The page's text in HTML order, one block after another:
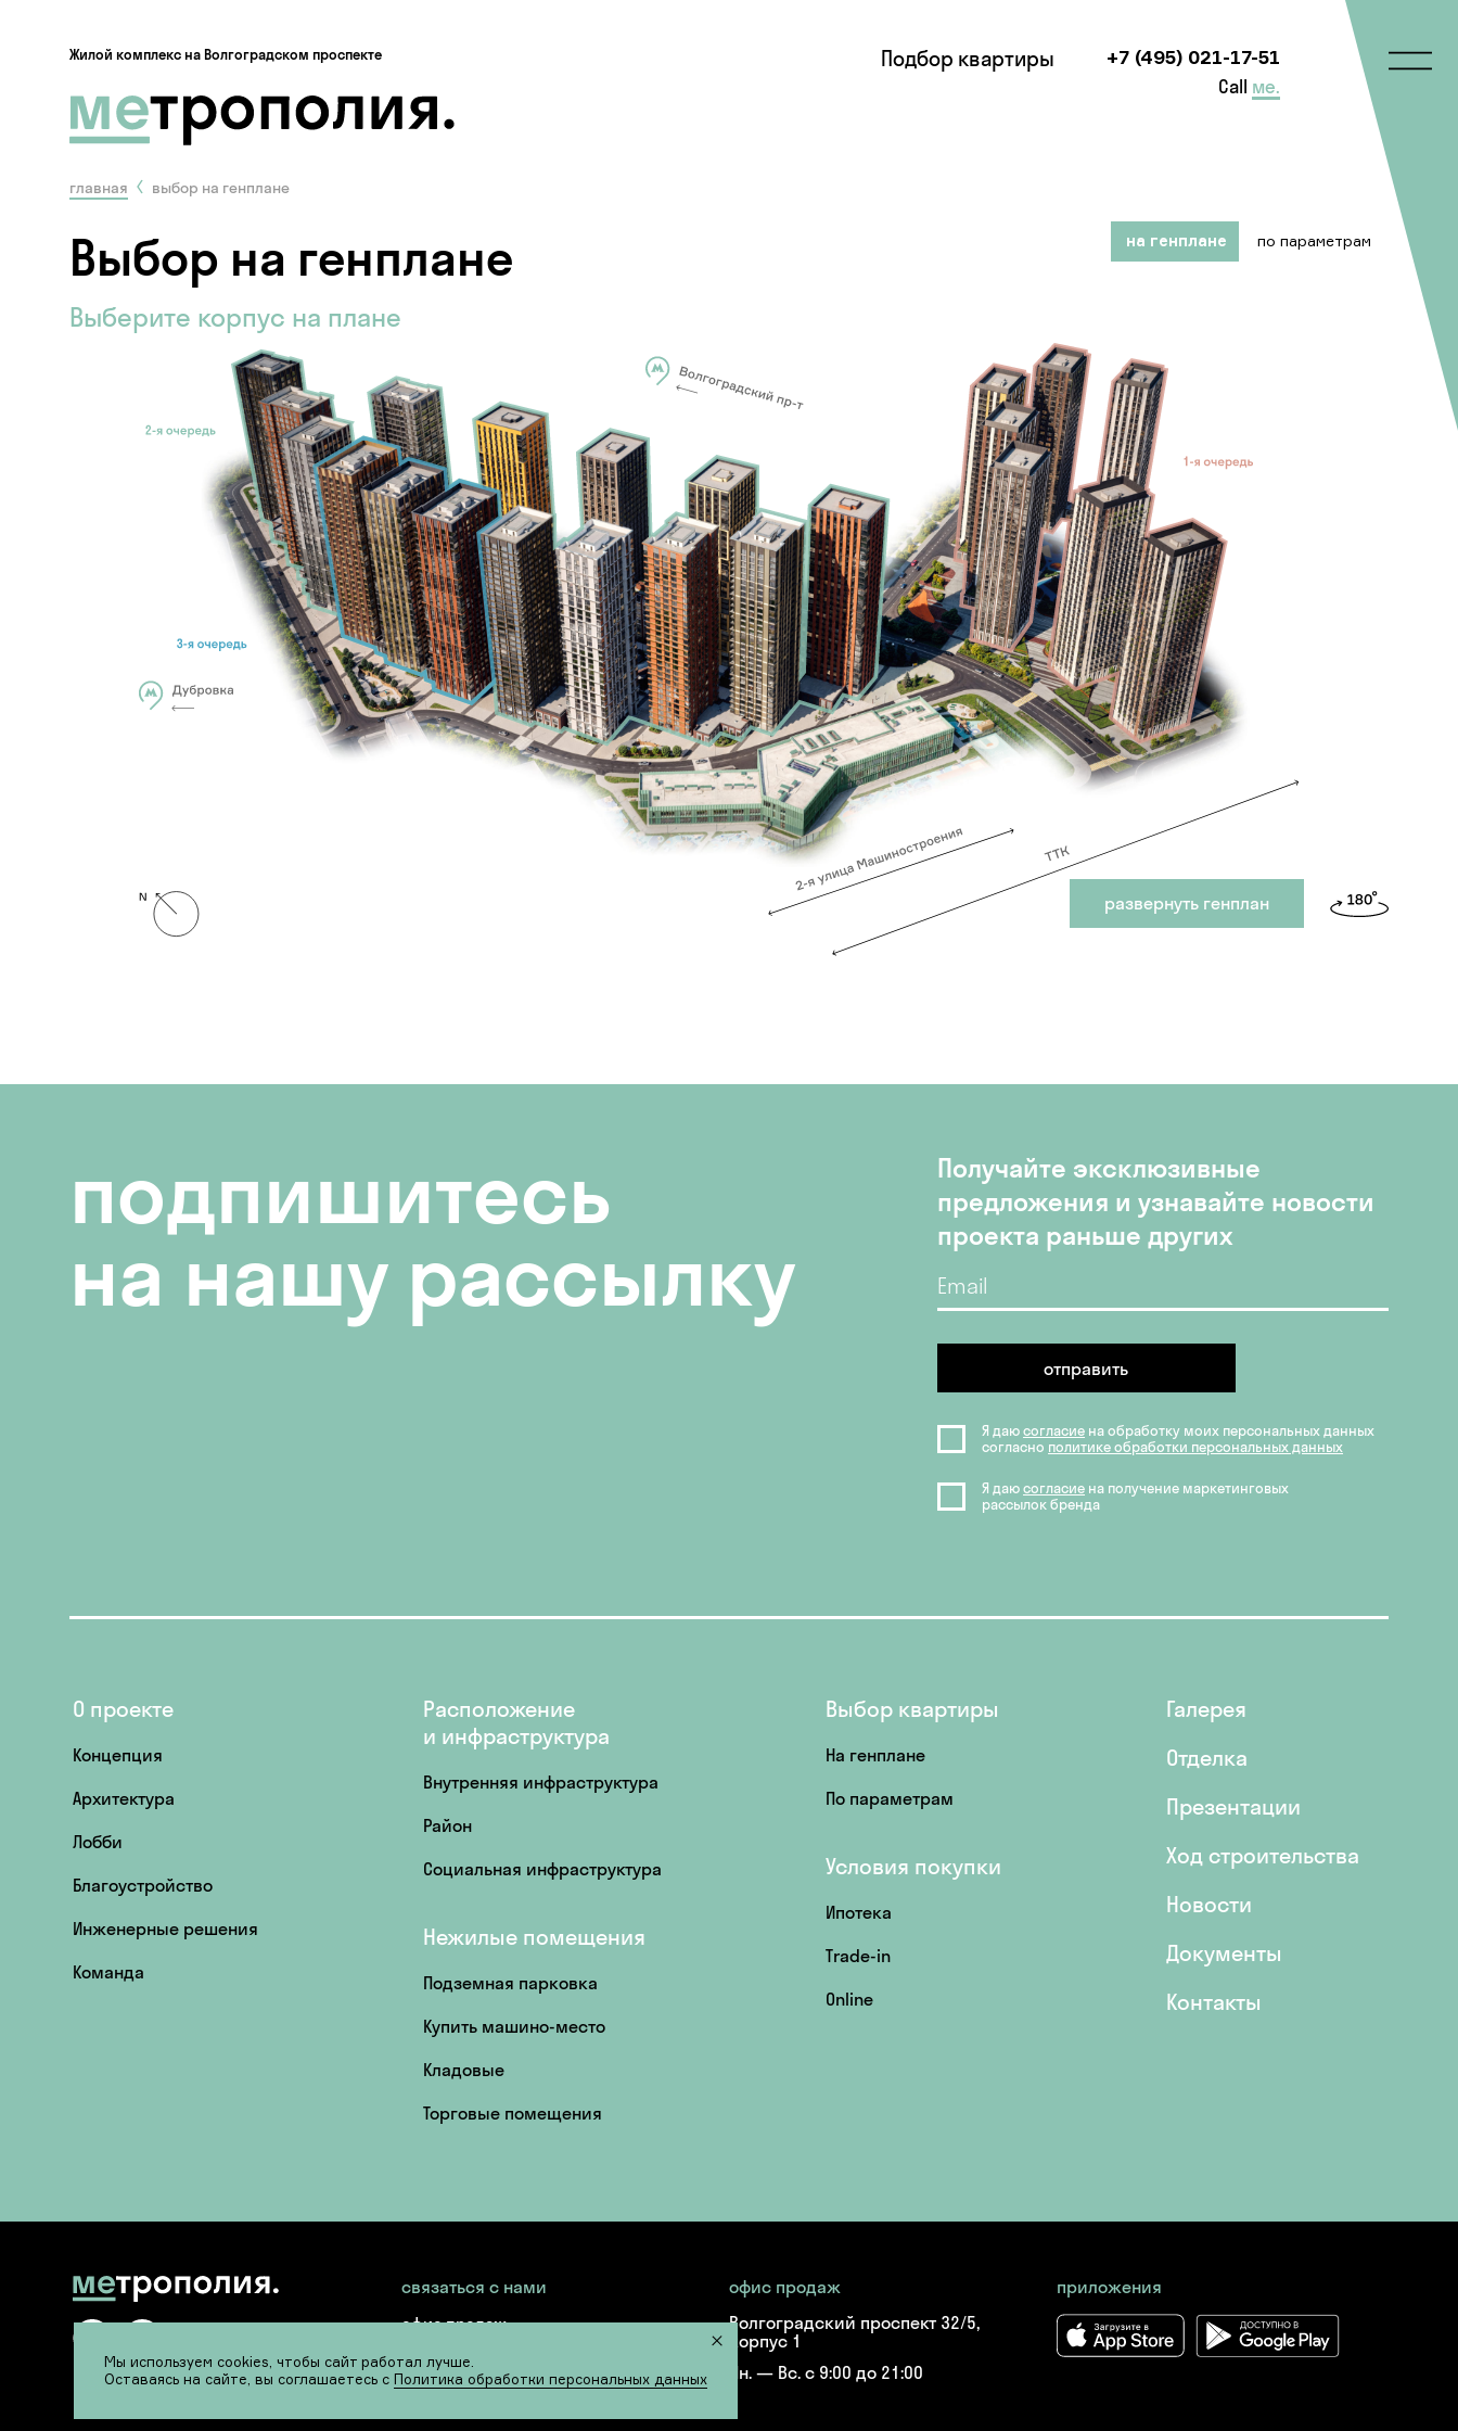
Мы используем cookies, чтобы сайт работал лучше.
Оставаясь на сайте, вы соглашаетесь с Политика обработки персональных данных
Жилой комплекс на Волгоградском проспекте Подбор квартиры
+7 (495) 021-17-51
Call ме.
главная выбор на генплане
Выбор на генплане
Выберите корпус на плане
на генплане по параметрам
развернуть генплан
подпишитесь
на нашу рассылку
Получайте эксклюзивные
предложения и узнавайте новости
проекта раньше других
отправить
Я даюсогласие на обработку моих персональных данных
согласно политике обработки персональных данных
Я даюсогласие на получение маркетинговых
рассылок бренда
О проекте
Концепция
Архитектура
Лобби
Благоустройство
Инженерные решения
Команда
Расположение
и инфраструктура
Внутренняя инфраструктура
Район
Социальная инфраструктура
Нежилые помещения
Подземная парковка
Купить машино-место
Кладовые
Торговые помещения
Выбор квартиры
На генплане
По параметрам
Условия покупки
Ипотека
Trade-in
Online
Галерея
Отделка
Презентации
Ход строительства
Новости
Документы
Контакты
связаться с нами
офис продаж
info@mr-group.ru
офис продаж
Волгоградский проспект 32/5,
корпус 1
Пн. — Вс. с 9:00 до 21:00
приложения